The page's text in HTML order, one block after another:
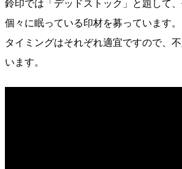
鈴印では「デッドストック」と題して
個々に眠っている印材を募っています。
タイミングはそれぞれ適宜ですので、
います。